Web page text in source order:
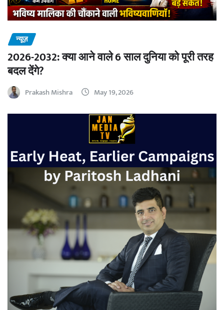
न्यूज़
2026-2032: क्या आने वाले 6 साल दुनिया को पूरी तरह
बदल देंगे?
Prakash Mishra May 19, 2026